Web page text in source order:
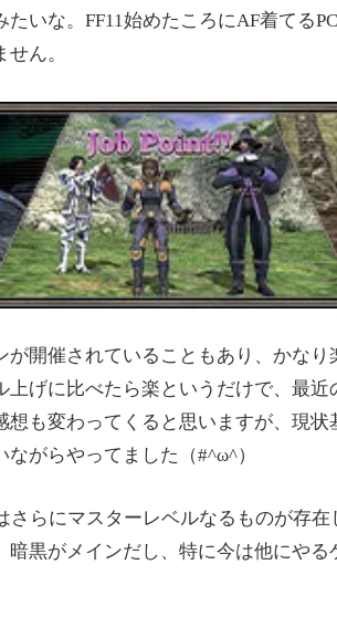
いな。FF11始めたころにAF着てる
ん。
開催されていることもあり、かな
げに比べたら楽というだけで、最
も変わってくると思いますが、現
がらやってました（#^ω^）
さらにマスターレベルなるものが存
黒がメインだし、特に今は他にや